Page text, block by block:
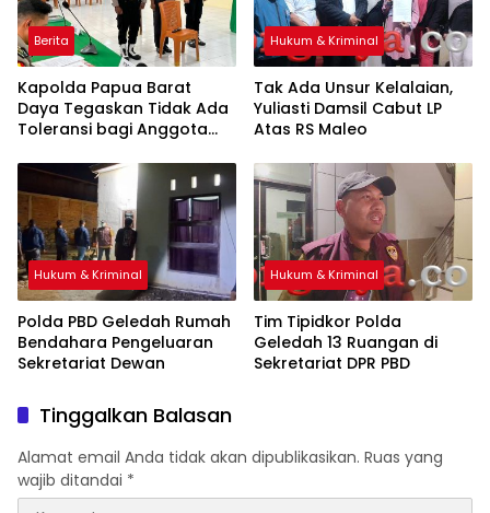
Berita
Kapolda Papua Barat
Daya Tegaskan Tidak Ada
Toleransi bagi Anggota
Hukum & Kriminal
Tak Ada Unsur Kelalaian,
Yuliasti Damsil Cabut LP
Atas RS Maleo
Hukum & Kriminal
Polda PBD Geledah Rumah
Bendahara Pengeluaran
Sekretariat Dewan
Hukum & Kriminal
Tim Tipidkor Polda
Geledah 13 Ruangan di
Sekretariat DPR PBD
Tinggalkan Balasan
Alamat email Anda tidak akan dipublikasikan. Ruas yang
wajib ditandai *